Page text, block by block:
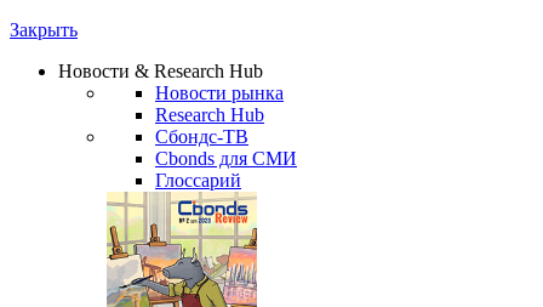
Закрыть
Новости & Research Hub
Новости рынка
Research Hub
Сбондс-ТВ
Cbonds для СМИ
Глоссарий